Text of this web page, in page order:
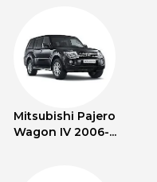
Mitsubishi Pajero
Wagon IV 2006-...